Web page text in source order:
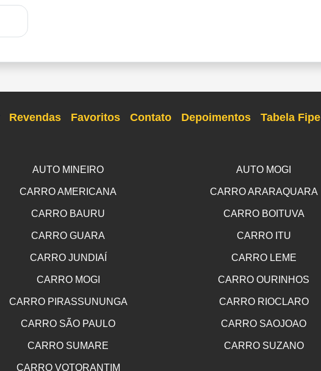
Revendas Favoritos Contato Depoimentos Tabela Fipe
AUTO MINEIRO AUTO MOGI
CARRO AMERICANA CARRO ARARAQUARA
CARRO BAURU CARRO BOITUVA
CARRO GUARA CARRO ITU
CARRO JUNDIAÍ CARRO LEME
CARRO MOGI CARRO OURINHOS
CARRO PIRASSUNUNGA CARRO RIOCLARO
CARRO SÃO PAULO CARRO SAOJOAO
CARRO SUMARE CARRO SUZANO
CARRO VOTORANTIM